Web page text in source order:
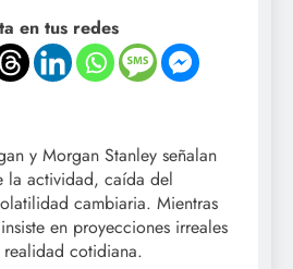
en tus redes
y Morgan Stanley señalan
la actividad, caída del
cambiaria. Mientras
en proyecciones irreales
cotidiana.